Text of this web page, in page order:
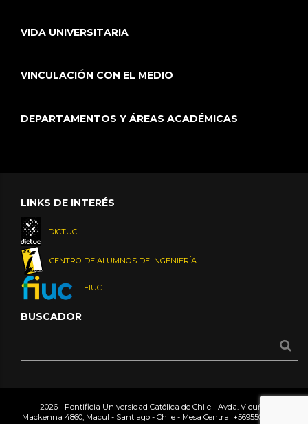
VIDA UNIVERSITARIA
VINCULACIÓN CON EL MEDIO
DEPARTAMENTOS Y ÁREAS ACADÉMICAS
LINKS DE INTERÉS
DICTUC
CENTRO DE ALUMNOS DE INGENIERÍA
FIUC
BUSCADOR
2026 - Pontificia Universidad Católica de Chile - Avda. Vicuña
Mackenna 4860, Macul - Santiago - Chile - Mesa Central +56955042000